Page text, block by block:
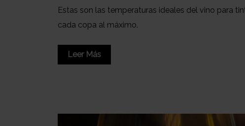
Estas son las temperaturas ideales del vino para
cada copa al máximo.
Leer Más